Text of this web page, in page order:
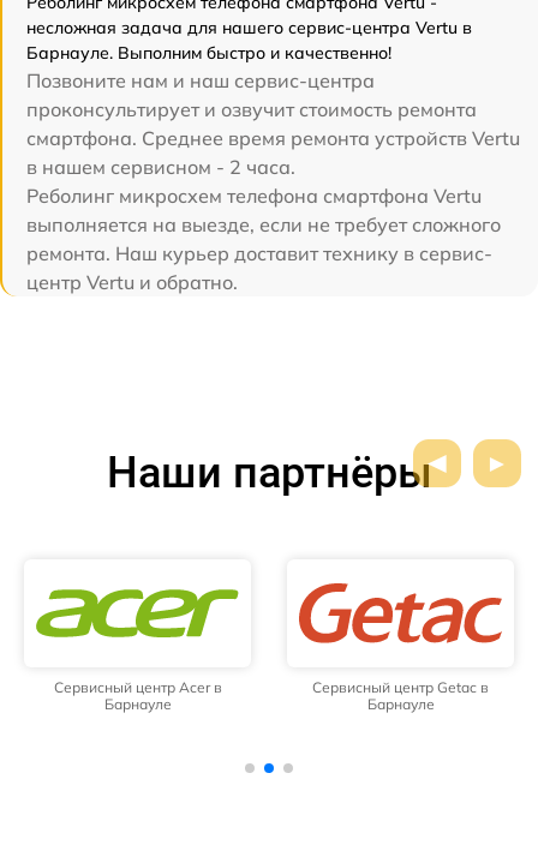
несложная задача для нашего сервис-центра Vertu в
Барнауле. Выполним быстро и качественно!
Позвоните нам и наш сервис-центра
проконсультирует и озвучит стоимость ремонта
смартфона. Среднее время ремонта устройств Vertu
в нашем сервисном - 2 часа.
Реболинг микросхем телефона смартфона Vertu
выполняется на выезде, если не требует сложного
ремонта. Наш курьер доставит технику в сервис-
центр Vertu и обратно.
Наши партнёры
Сервисный центр Acer в
Барнауле
Сервисный центр Getac в
Барнауле